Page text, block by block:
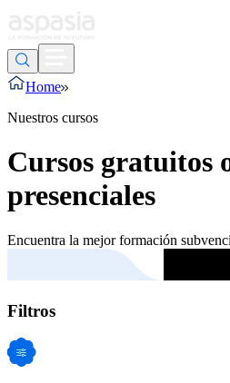
Home
Nuestros cursos
Cursos gratuitos
presenciales
Encuentra la mejor formación
Filtros